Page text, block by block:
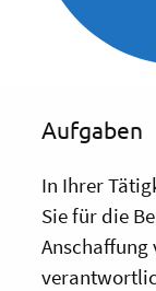
Aufgaben
In Ihrer
Sie für die
Anschaffung